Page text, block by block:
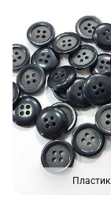
Пластик